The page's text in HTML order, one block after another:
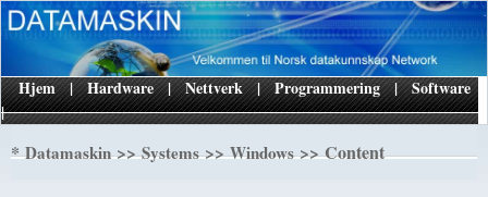
|
Hjem | Hardware | Nettverk | Programmering | Software
*Datamaskin>>Systems>>Windows>> Content